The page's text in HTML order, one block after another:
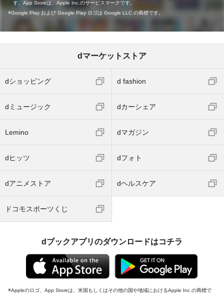
す。App Storeは、Apple Inc.のサービスマークです。
Google Play および Google Play ロゴは Google LLC の商標です。
dマーケットストア
dショッピング d fashion
dミュージック dカーシェア
Lemino dマガジン
dヒッツ dフォト
dアニメストア dヘルスケア
ドコモスポーツくじ
dブックアプリのダウンロードはコチラ
Appleのロゴ、App Storeは、米国もしくはその他の国や地域におけるApple Inc.の商標で